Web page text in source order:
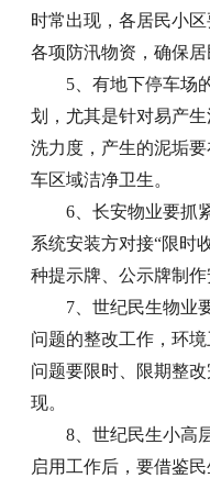
时常出现，各居民小
各项防汛物资，确保居
5、有地下停车场
划，尤其是针对易产
洗力度，产生的泥垢
车区域洁净卫生。
6、长安物业要抓
系统安装方对接“限时
种提示牌、公示牌制作
7、世纪民生物业
问题的整改工作，环
问题要限时、限期整
现。
8、世纪民生小高
启用工作后，要借鉴